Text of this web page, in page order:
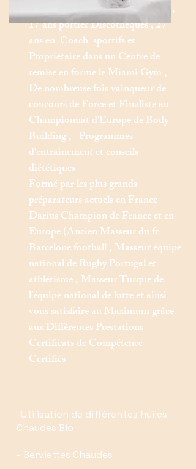
Ancien Commando Parachutiste ,
17 ans portier Discothèques , 27
ans en Coach sportifs et
Propriétaire dans un Centre de
remise en forme le Miami Gym ,
De nombreuse fois vainqueur de
concours de Force et Finaliste au
Championnat d'Europe de Body
Building , Programmes
d'entraînement et conseils
diététiques
Formé par les plus grands
préparateurs actuels en France
Darius Champion de France et en
Europe (Ancien Masseur du fc
Barcelone football , Masseur équipe
national de Rugby Portugal et
athlétisme , Masseur Turque de
l'équipe national de lutte et ainsi
vous satisfaire au Maximum grâce
aux Différentes Prestations
Certificats de Compétence
Certifiés
-Utilisation de différentes huiles
Chaudes Bio
- Serviettes Chaudes